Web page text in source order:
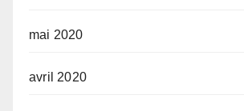
mai 2020
avril 2020